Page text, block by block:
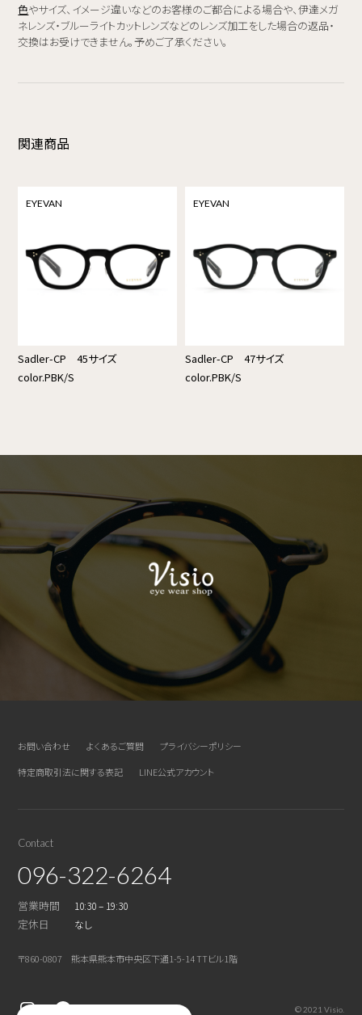
色やサイズ、イメージ違いなどのお客様のご都合による場合や、伊達メガ
ネレンズ・ブルーライトカットレンズなどのレンズ加工をした場合の返品・
交換はお受けできません。予めご了承ください。
関連商品
EYEVAN
Sadler-CP 45サイズ
color.PBK/S
EYEVAN
Sadler-CP 47サイズ
color.PBK/S
お問い合わせ よくあるご質問
プライバシーポリシー
特定商取引法に関する表記
LINE公式アカウント
Contact
096-322-6264
営業時間 10:30 – 19:30
定休日 なし
〒860-0807 熊本県熊本市中央区下通1-5-14 TTビル1階
© 2021 Visio.